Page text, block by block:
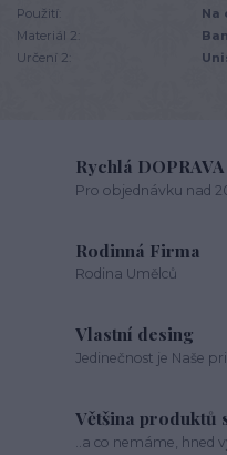
Použití:
Na
Materiál 2:
Určení 2:
Rychlá DOPRAVA
Pro objednávku nad
Rodinná Firma
Rodina Umělců
Vlastní desing
Jedinečnost je Naše
Většina produktů
..a co nemáme, hned